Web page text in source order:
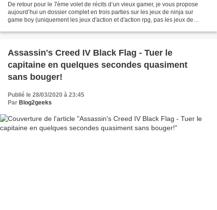
De retour pour le 7ème volet de récits d’un vieux gamer, je vous propose
aujourd’hui un dossier complet en trois parties sur les jeux de ninja sur
game boy (uniquement les jeux d'action et d'action rpg, pas les jeux de
Assassin's Creed IV Black Flag - Tuer le
capitaine en quelques secondes quasiment
sans bouger!
Publié le 28/03/2020 à 23:45
Par Blog2geeks